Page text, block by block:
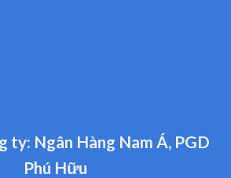
ty: Ngân Hàng Nam Á, PGD
Phú Hữu